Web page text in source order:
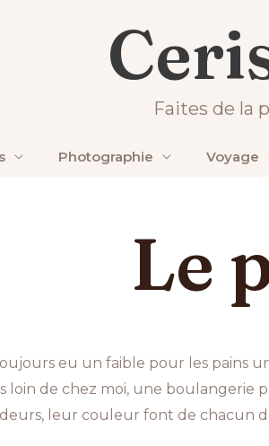
Faites de la
Photographie Voyage
Maxime / 2026-02-21
Le
eu un faible pour les pains
loin de chez moi, une boulangerie
leur couleur font de chacun